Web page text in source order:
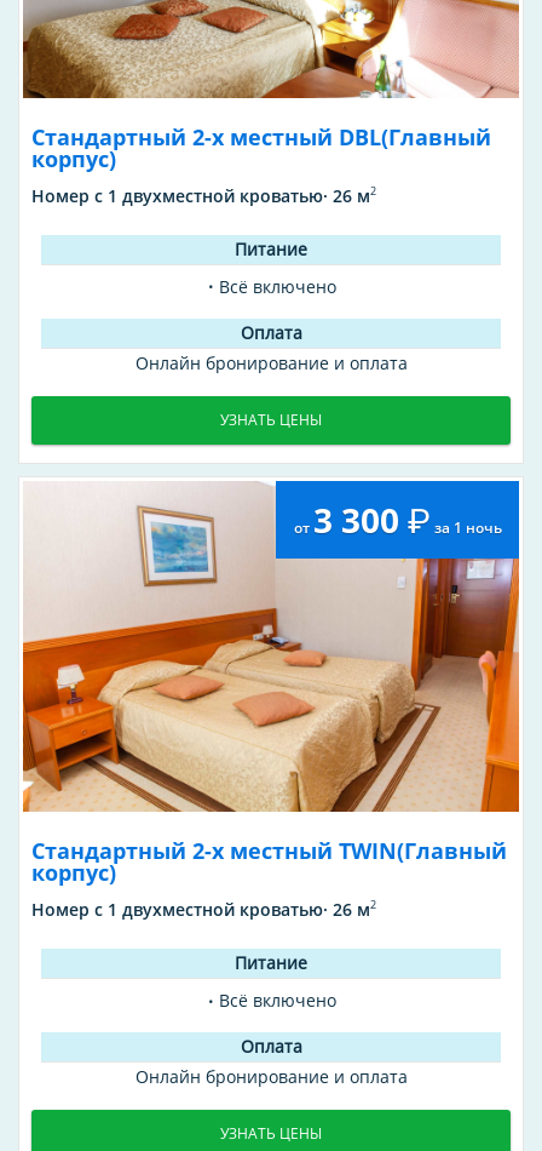
Стандартный 2-х местный DBL(Главный
корпус)
Номер с 1 двухместной кроватью· 26 м2
Всё включено
Онлайн бронирование и оплата
УЗНАТЬ ЦЕНЫ
от 3 300 за 1 ночь
Стандартный 2-х местный TWIN(Главный
корпус)
Номер с 1 двухместной кроватью· 26 м2
Всё включено
Онлайн бронирование и оплата
УЗНАТЬ ЦЕНЫ